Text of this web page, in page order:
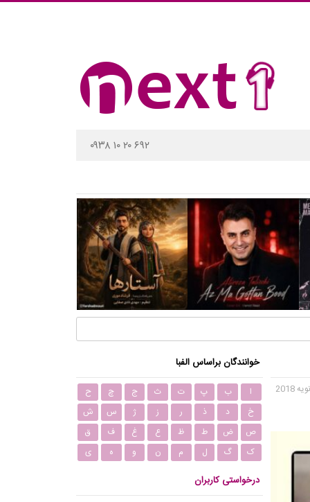
۰۹۳۸ ۱۰ ۲۰ ۶۹۲
خوانندگان براساس الفبا
ا ب پ ت ث ج چ
ح
خ
د ذ ر ز ژ س
ش
ص
ض ط ظ ع غ ف
ق
ک
گ ل م ن و ه ی
درخواستی کاربران